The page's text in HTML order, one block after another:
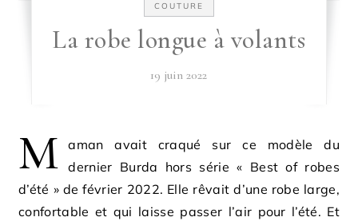
COUTURE
La robe longue à volants
19 juin 2022
M
aman avait craqué sur ce modèle du
dernier Burda hors série « Best of robes
d’été » de février 2022. Elle rêvait d’une robe large,
confortable et qui laisse passer l’air pour l’été. Et